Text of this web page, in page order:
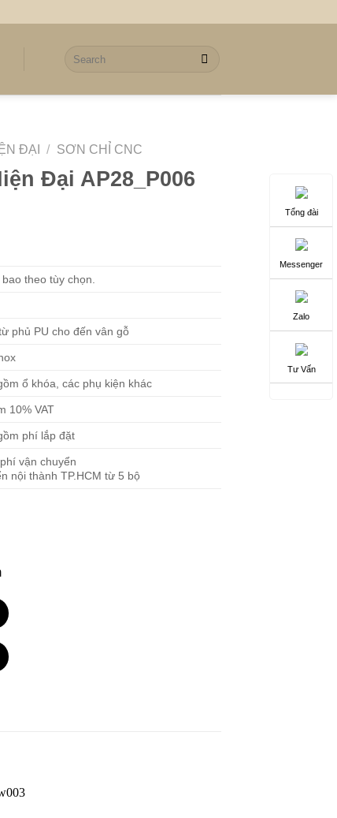
ĐẠI / SƠN CHỈ CNC
Đại AP28_P006
theo tùy chọn.
phủ PU cho đến vân gỗ
ổ khóa, các phụ kiện khác
10% VAT
phí lắp đặt
vận chuyển
nội thành TP.HCM từ 5 bộ
Tổng đài
Messenger
Zalo
Tư Vấn